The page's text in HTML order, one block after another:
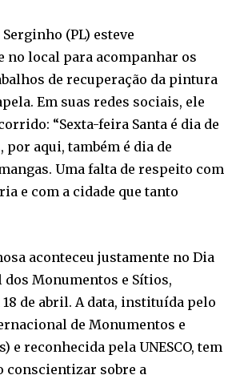
(PL) esteve
no local para acompanhar os
de recuperação da pintura
Em suas redes sociais, ele
“Sexta-feira Santa é dia de
por aqui, também é dia de
Uma falta de respeito com
e com a cidade que tanto
aconteceu justamente no Dia
Monumentos e Sítios,
de abril. A data, instituída pelo
de Monumentos e
e reconhecida pela UNESCO, tem
conscientizar sobre a